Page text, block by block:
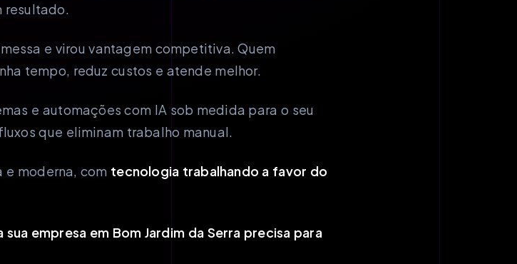
resultado.
e virou vantagem competitiva. Quem
tempo, reduz custos e atende melhor.
e automações com IA sob medida para o seu
que eliminam trabalho manual.
e moderna, com tecnologia trabalhando a favor do
empresa em Bom Jardim da Serra precisa para